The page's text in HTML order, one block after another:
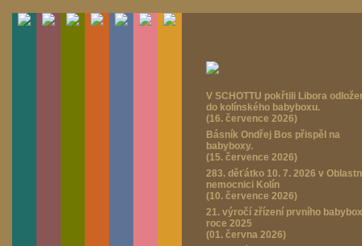
V SCHOTTU pokřtili Libora
do kolínského babyboxu.
(16. července 2026)
Básník Ondřej Bos přispěl na
babyboxy.
(15. července 2026)
283. děťátko 10. 7. 2026 v
nemocnici Kolín
(10. července 2026)
21. výročí zřízení prvního
roce 2025
(01. června 2026)